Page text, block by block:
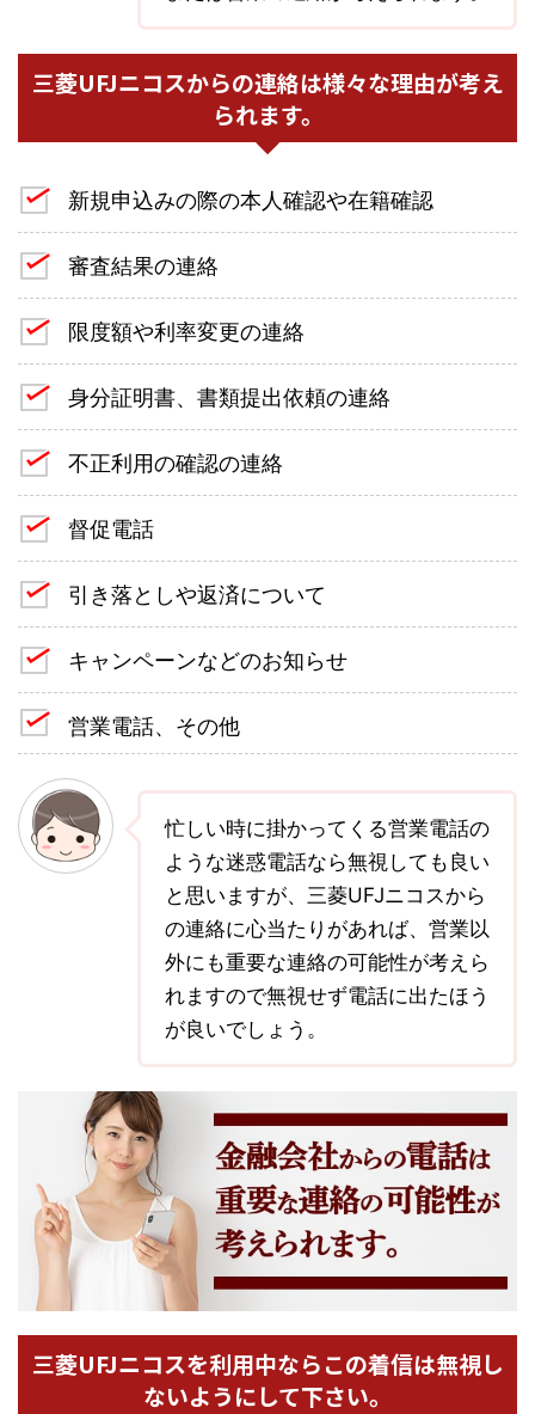
三菱UFJニコスからの連絡は様々な理由が考え
られます。
新規申込みの際の本人確認や在籍確認
審査結果の連絡
限度額や利率変更の連絡
身分証明書、書類提出依頼の連絡
不正利用の確認の連絡
督促電話
引き落としや返済について
キャンペーンなどのお知らせ
営業電話、その他
忙しい時に掛かってくる営業電話の
ような迷惑電話なら無視しても良い
と思いますが、三菱UFJニコスから
の連絡に心当たりがあれば、営業以
外にも重要な連絡の可能性が考えら
れますので無視せず電話に出たほう
が良いでしょう。
三菱UFJニコスを利用中ならこの着信は無視し
ないようにして下さい。